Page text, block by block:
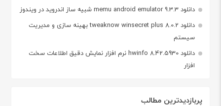
دانلود memu android emulator 9.3.3 شبیه ساز اندروید در ویندوز
دانلود tweaknow winsecret plus 8.0.2 بهینه سازی و مدیریت
سیستم
دانلود hwinfo 8.42.5930 نرم افزار نمایش دقیق اطلاعات سخت
افزار
پربازدیدترین مطالب